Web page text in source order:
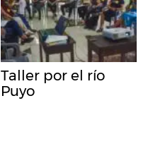
Taller por el río
Puyo